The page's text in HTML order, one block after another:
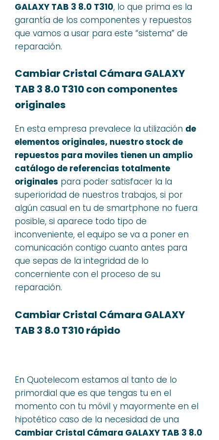
GALAXY TAB 3 8.0 T310, lo que prima es la
garantía de los componentes y repuestos
que vamos a usar para este “sistema” de
reparación.
Cambiar Cristal Cámara GALAXY
TAB 3 8.0 T310 con componentes
originales
En esta empresa prevalece la utilización de
elementos originales, nuestro stock de
repuestos para moviles tienen un amplio
catálogo de referencias totalmente
originales para poder satisfacer la la
superioridad de nuestros trabajos, si por
algún casual en tu de smartphone no fuera
posible, si aparece todo tipo de
inconveniente, el equipo se va a poner en
comunicación contigo cuanto antes para
que sepas de la integridad de lo
concerniente con el proceso de su
reparación.
Cambiar Cristal Cámara GALAXY
TAB 3 8.0 T310 rápido
En Quotelecom estamos al tanto de lo
primordial que es que tengas tu en el
momento con tu móvil y mayormente en el
hipotético caso de la necesidad de una
Cambiar Cristal Cámara GALAXY TAB 3 8.0